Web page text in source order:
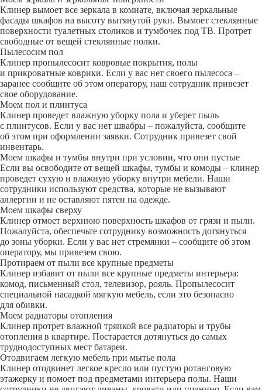
Клинер вымоет все зеркала в комнате, включая зеркальные
фасады шкафов на высоту вытянутой руки. Вымоет стеклянные
поверхности туалетных столиков и тумбочек под ТВ. Протрет
свободные от вещей стеклянные полки.
Пылесосим пол
Клинер пропылесосит ковровые покрытия, полы
и прикроватные коврики. Если у вас нет своего пылесоса –
заранее сообщите об этом оператору, наш сотрудник привезет
свое оборудование.
Моем пол и плинтуса
Клинер проведет влажную уборку пола и уберет пыль
с плинтусов. Если у вас нет швабры – пожалуйста, сообщите
об этом при оформлении заявки. Сотрудник привезет свой
инвентарь.
Моем шкафы и тумбы внутри при условии, что они пустые
Если вы освободите от вещей шкафы, тумбы и комоды – клинер
проведет сухую и влажную уборку внутри мебели. Наши
сотрудники используют средства, которые не вызывают
аллергии и не оставляют пятен на одежде.
Моем шкафы сверху
Клинер отмоет верхнюю поверхность шкафов от грязи и пыли.
Пожалуйста, обеспечьте сотруднику возможность дотянуться
до зоны уборки. Если у вас нет стремянки – сообщите об этом
оператору, мы привезем свою.
Протираем от пыли все крупные предметы
Клинер избавит от пыли все крупные предметы интерьера:
комод, письменный стол, телевизор, рояль. Пропылесосит
специальной насадкой мягкую мебель, если это безопасно
для обивки.
Моем радиаторы отопления
Клинер протрет влажной тряпкой все радиаторы и трубы
отопления в квартире. Постарается дотянуться до самых
труднодоступных мест батареи.
Отодвигаем легкую мебель при мытье пола
Клинер отодвинет легкое кресло или пустую ротанговую
этажерку и помоет под предметами интерьера полы. Наши